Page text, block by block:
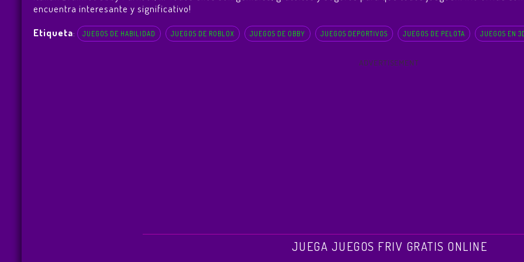
encuentra interesante y significativo!
Etiqueta: JUEGOS DE HABILIDAD JUEGOS DE ROBLOX JUEGOS DE OBBY JUEGOS DEPORTIVOS JUEGOS DE PELOTA JUEGOS EN
ADVERTISEMENT
JUEGA JUEGOS FRIV GRATIS ONLINE